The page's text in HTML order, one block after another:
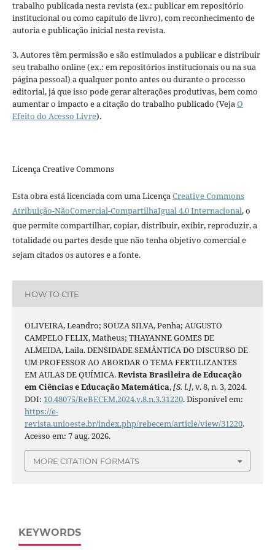
trabalho publicada nesta revista (ex.: publicar em repositório
institucional ou como capítulo de livro), com reconhecimento de
autoria e publicação inicial nesta revista.
3. Autores têm permissão e são estimulados a publicar e distribuir
seu trabalho online (ex.: em repositórios institucionais ou na sua
página pessoal) a qualquer ponto antes ou durante o processo
editorial, já que isso pode gerar alterações produtivas, bem como
aumentar o impacto e a citação do trabalho publicado (VejaO
Efeito do Acesso Livre).
Licença Creative Commons
Esta obra está licenciada com uma LicençaCreative Commons
Atribuição-NãoComercial-CompartilhaIgual 4.0 Internacional, o
que permite compartilhar, copiar, distribuir, exibir, reproduzir, a
totalidade ou partes desde que não tenha objetivo comercial e
sejam citados os autores e a fonte.
HOW TO CITE
OLIVEIRA, Leandro; SOUZA SILVA, Penha; AUGUSTO
CAMPELO FELIX, Matheus; THAYANNE GOMES DE
ALMEIDA, Laila. DENSIDADE SEMÂNTICA DO DISCURSO DE
UM PROFESSOR AO ABORDAR O TEMA FERTILIZANTES
EM AULAS DE QUÍMICA.Revista Brasileira de Educação
em Ciências e Educação Matemática,[S. l.], v. 8, n. 3, 2024.
DOI: 10.48075/ReBECEM.2024.v.8.n.3.31220. Disponível em:
https://e-
revista.unioeste.br/index.php/rebecem/article/view/31220.
Acesso em: 7 aug. 2026.
MORE CITATION FORMATS
KEYWORDS